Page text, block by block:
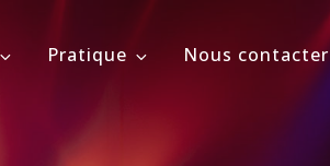
de Massy
Pratique Nous contacter